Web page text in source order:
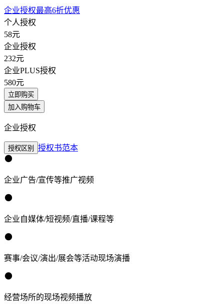
企业授权最高6折优惠
个人授权
58元
企业授权
232元
企业PLUS授权
580元
立即购买
加入购物车
企业授权
授权区别 授权书范本
企业广告/宣传等推广视频
企业自媒体/短视频/直播/课程等
赛事/会议/演出/展会等活动现场演播
经营场所的现场视频播放